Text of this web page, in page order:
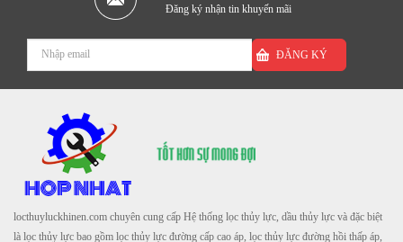
Đăng ký nhận tin khuyến mãi
ĐĂNG KÝ
locthuyluckhinen.com chuyên cung cấp Hệ thống lọc thủy lực, dầu thủy lực và đặc biệt
là lọc thủy lực bao gồm lọc thủy lực đường cấp cao áp, lọc thủy lực đường hồi thấp áp,